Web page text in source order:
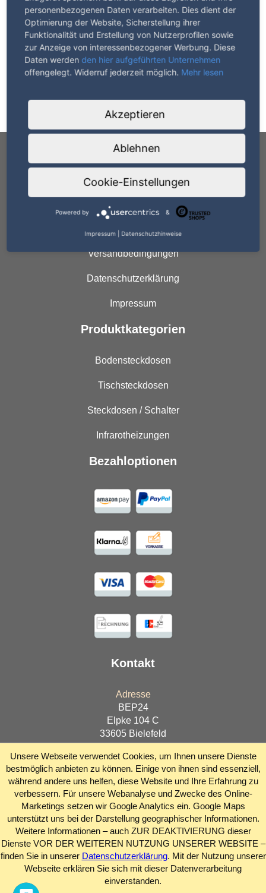
In den Warenkorb
8904B Bodentank, 4-fach, höhenverstellbar,Klappdeckel
Edelstahl - BEP24 - Bodensteckdosen, Schalter,
Widerrufsrecht
Versandbedingungen
Datenschutzerklärung
Impressum
Produktkategorien
Bodensteckdosen
Tischsteckdosen
Steckdosen / Schalter
Infrarotheizungen
Bezahloptionen
Kontakt
Adresse
BEP24
Elpke 104 C
33605 Bielefeld
Telefon
+49 521 9248512
Fax
+49 521 9248516
E-Mail
info@bep24.com
oder viaKontaktformular
personenbezogenen Daten verarbeiten. Dies dient der
Optimierung der Website, Sicherstellung ihrer
Funktionalität und Erstellung von Nutzerprofilen sowie
zur Anzeige von interessenbezogener Werbung. Diese
Daten werden den hier aufgeführten Unternehmen
offengelegt. Widerruf jederzeit möglich. Mehr lesen
Akzeptieren
Ablehnen
Cookie-Einstellungen
Powered by &
Impressum Datenschutzhinweise
Unsere Webseite verwendet Cookies, um Ihnen unsere Dienste
bestmöglich anbieten zu können. Einige von ihnen sind essenziell,
während andere uns helfen, diese Website und Ihre Erfahrung zu
verbessern. Für unsere Webanalyse und Zwecke des Online-
Marketings setzen wir Google Analytics ein. Google Maps
unterstützt uns bei der Darstellung geographischer Informationen.
Weitere Informationen – auch ZUR DEAKTIVIERUNG dieser
Dienste VOR DER WEITEREN NUTZUNG UNSERER WEBSITE –
finden Sie in unserer Datenschutzerklärung. Mit der Nutzung unserer
Webseite erklären Sie sich mit dieser Datenverarbeitung
einverstanden.